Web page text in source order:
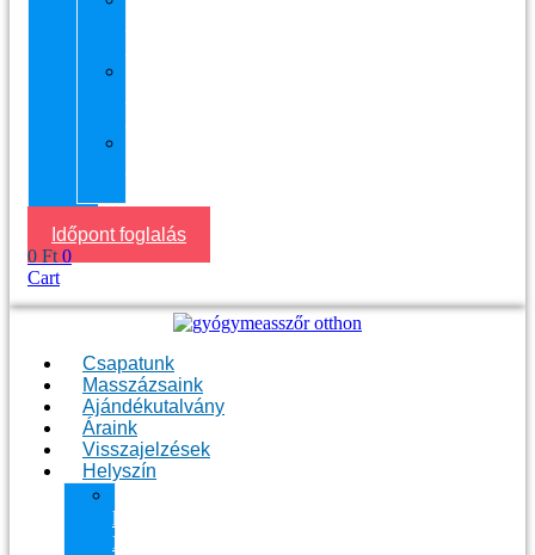
Időpont foglalás
0 Ft 0
Cart
Csapatunk
Masszázsaink
Ajándékutalvány
Áraink
Visszajelzések
Helyszín
kerület
Masszázs